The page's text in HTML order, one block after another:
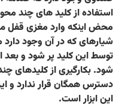
استفاده از کلید های چند
محض اینکه وارد مغزی قفل
شیارهای که در آن وجود
توسط این کلید پر شود و بعد
شود. بکارگیری از کلیدهای
دسترس همگان قرار ندارد و
این ابزار است.